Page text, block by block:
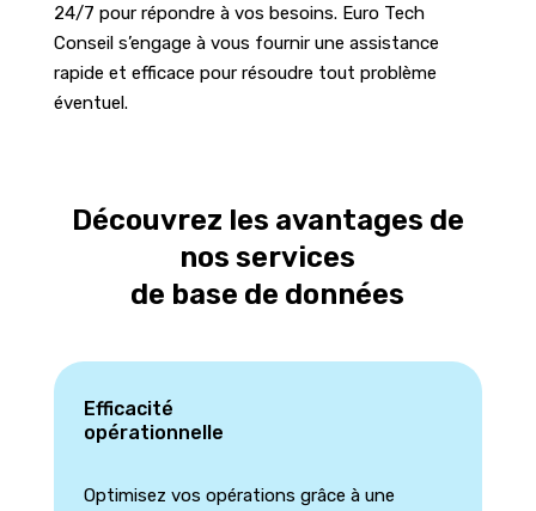
24/7 pour répondre à vos besoins. Euro Tech
Conseil s’engage à vous fournir une assistance
rapide et efficace pour résoudre tout problème
éventuel.
Découvrez les avantages de
nos services
de base de données
Efficacité
opérationnelle
Optimisez vos opérations grâce à une